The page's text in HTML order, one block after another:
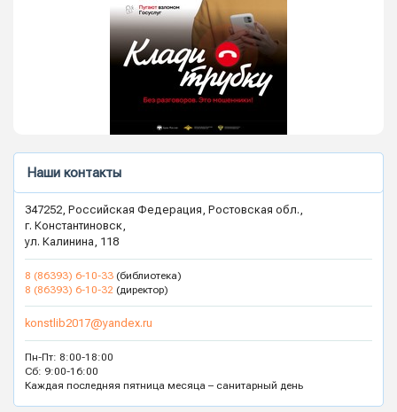
Наши контакты
347252, Российская Федерация, Ростовская обл.,
г. Константиновск,
ул. Калинина, 118
8 (86393) 6-10-33 (библиотека)
8 (86393) 6-10-32 (директор)
konstlib2017@yandex.ru
Пн-Пт: 8:00-18:00
Сб: 9:00-16:00
Каждая последняя пятница месяца – санитарный день